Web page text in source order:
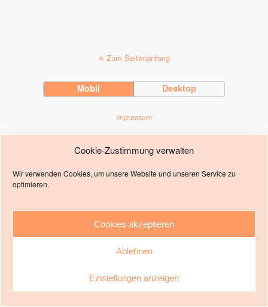
Cookie-Zustimmung verwalten
Wir verwenden Cookies, um unsere Website und unseren Service zu
optimieren.
Cookies akzeptieren
Ablehnen
Einstellungen anzeigen
Zum Seitenanfang
Mobil Desktop
Impressum